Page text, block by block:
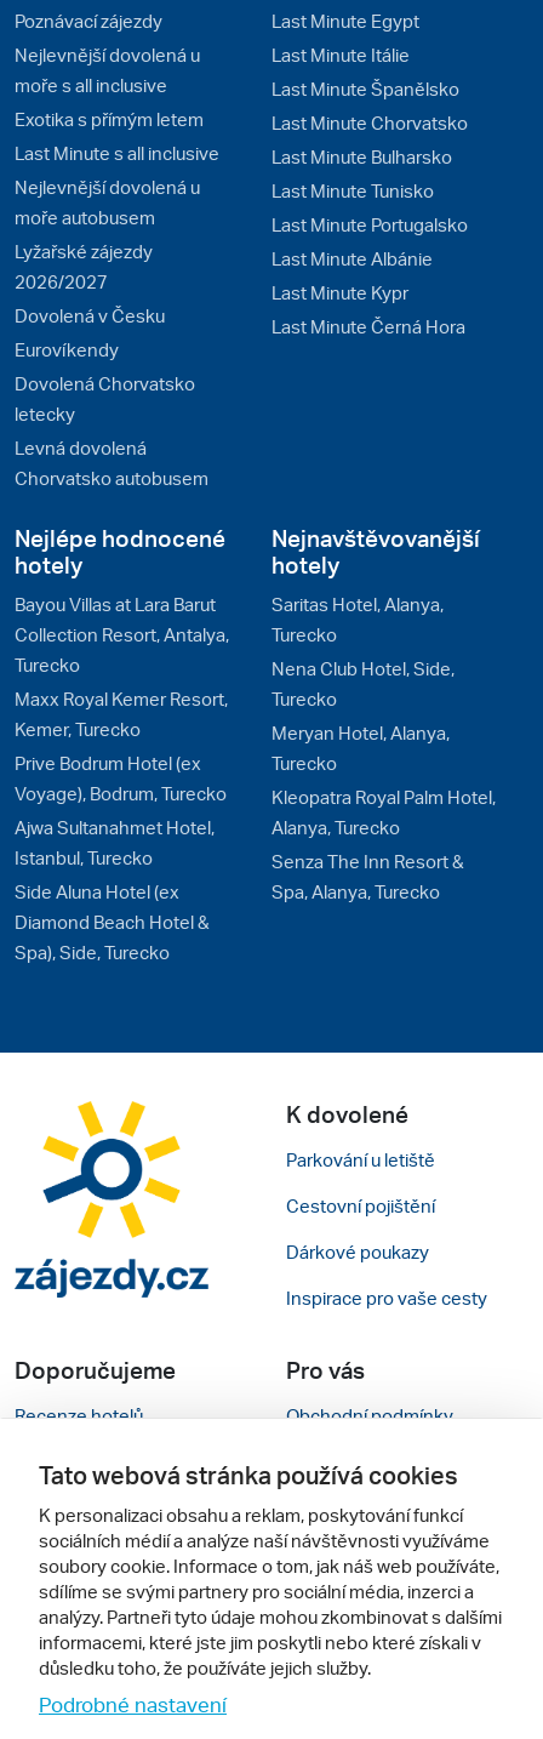
Poznávací zájezdy
Nejlevnější dovolená u
moře s all inclusive
Exotika s přímým letem
Last Minute s all inclusive
Nejlevnější dovolená u
moře autobusem
Lyžařské zájezdy
2026/2027
Dovolená v Česku
Eurovíkendy
Dovolená Chorvatsko
letecky
Levná dovolená
Chorvatsko autobusem
Last Minute Egypt
Last Minute Itálie
Last Minute Španělsko
Last Minute Chorvatsko
Last Minute Bulharsko
Last Minute Tunisko
Last Minute Portugalsko
Last Minute Albánie
Last Minute Kypr
Last Minute Černá Hora
Nejlépe hodnocené
hotely
Bayou Villas at Lara Barut
Collection Resort, Antalya,
Turecko
Maxx Royal Kemer Resort,
Kemer, Turecko
Prive Bodrum Hotel (ex
Voyage), Bodrum, Turecko
Ajwa Sultanahmet Hotel,
Istanbul, Turecko
Side Aluna Hotel (ex
Diamond Beach Hotel &
Spa), Side, Turecko
Nejnavštěvovanější
hotely
Saritas Hotel, Alanya,
Turecko
Nena Club Hotel, Side,
Turecko
Meryan Hotel, Alanya,
Turecko
Kleopatra Royal Palm Hotel,
Alanya, Turecko
Senza The Inn Resort &
Spa, Alanya, Turecko
K dovolené
Parkování u letiště
Cestovní pojištění
Dárkové poukazy
Inspirace pro vaše cesty
Doporučujeme
Recenze hotelů
Rady na cestu
Cestovní kanceláře
Zájazdy.sk
Pro vás
Obchodní podmínky
Kontakty
Nastavení cookies
Mobilní verze webu
Sledujte nás
Tato webová stránka používá cookies
K personalizaci obsahu a reklam, poskytování funkcí
sociálních médií a analýze naší návštěvnosti využíváme
soubory cookie. Informace o tom, jak náš web používáte,
sdílíme se svými partnery pro sociální média, inzerci a
analýzy. Partneři tyto údaje mohou zkombinovat s dalšími
informacemi, které jste jim poskytli nebo které získali v
důsledku toho, že používáte jejich služby.
Podrobné nastavení